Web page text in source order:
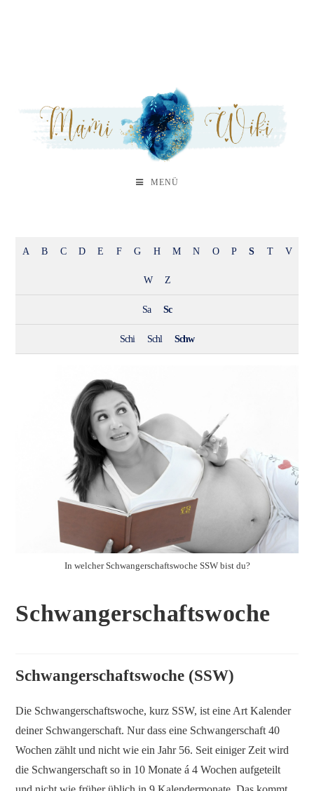
MENÜ
A B C D E F G H M N O P S T V
W Z
Sa Sc
Schi Schl Schw
In welcher Schwangerschaftswoche SSW bist du?
Schwangerschaftswoche
Schwangerschaftswoche (SSW)
Die Schwangerschaftswoche, kurz SSW, ist eine Art Kalender
deiner Schwangerschaft. Nur dass eine Schwangerschaft 40
Wochen zählt und nicht wie ein Jahr 56. Seit einiger Zeit wird
die Schwangerschaft so in 10 Monate á 4 Wochen aufgeteilt